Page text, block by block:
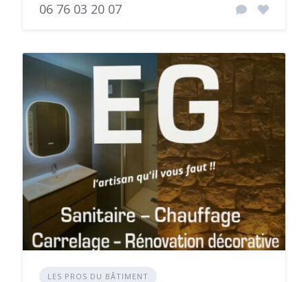
06 76 03 20 07
LES PROS DU BÂTIMENT